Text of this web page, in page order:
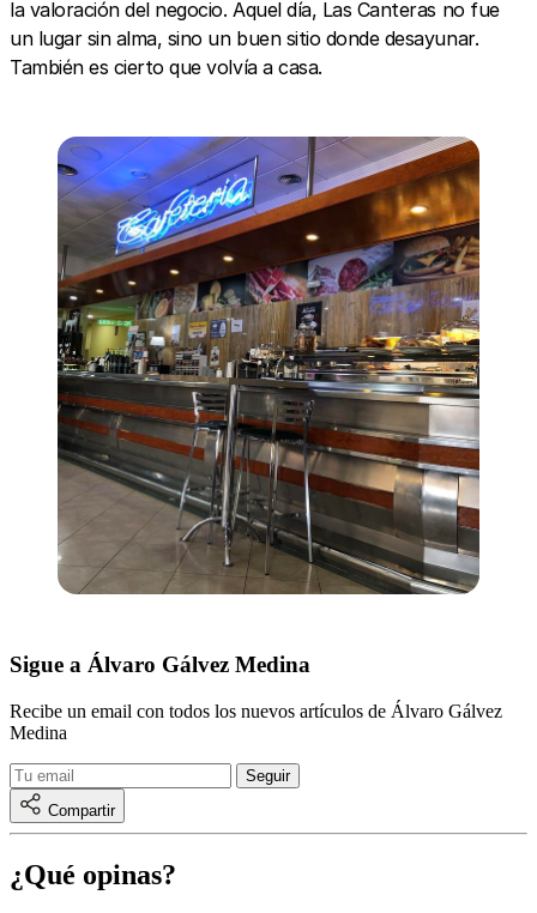
la valoración del negocio. Aquel día, Las Canteras no fue
un lugar sin alma, sino un buen sitio donde desayunar.
También es cierto que volvía a casa.
Sigue a Álvaro Gálvez Medina
Recibe un email con todos los nuevos artículos de Álvaro Gálvez
Medina
Compartir
¿Qué opinas?